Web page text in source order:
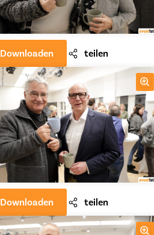
Downloaden teilen
Downloaden teilen